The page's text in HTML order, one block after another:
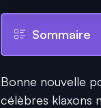
Sommaire
Bonne nouvelle
célèbres klaxons